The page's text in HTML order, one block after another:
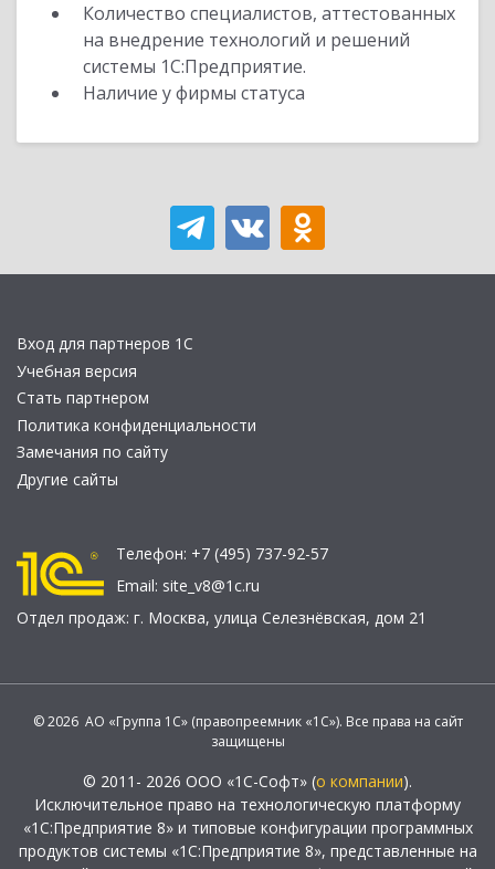
Количество специалистов, аттестованных
на внедрение технологий и решений
системы 1С:Предприятие.
Наличие у фирмы статуса
Вход для партнеров 1С
Учебная версия
Стать партнером
Политика конфиденциальности
Замечания по сайту
Другие сайты
Телефон: +7 (495) 737-92-57
Email: site_v8@1c.ru
Отдел продаж: г. Москва, улица Селезнёвская, дом 21
© 2026 АО «Группа 1С» (правопреемник «1С»). Все права на сайт
защищены
© 2011- 2026 ООО «1С-Софт» (о компании).
Исключительное право на технологическую платформу
«1С:Предприятие 8» и типовые конфигурации программных
продуктов системы «1С:Предприятие 8», представленные на